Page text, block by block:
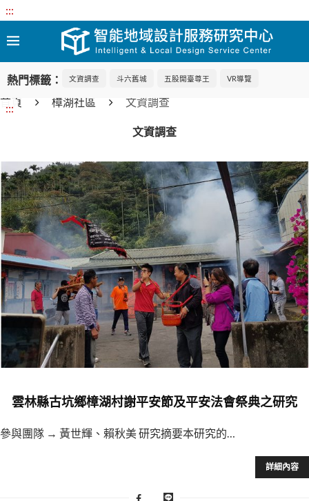
:::
熱門標籤： 文資調查 斗六舊城 五股開臺尊王 VR導覽
:::
首頁 樟湖社區 文資調查
文資調查
雲林縣古坑鄉樟湖村謝平安節及平安法會祭典之研究
參與團隊 → 黃世輝、賴秋美 研究摘要本研究的…
詳細內容